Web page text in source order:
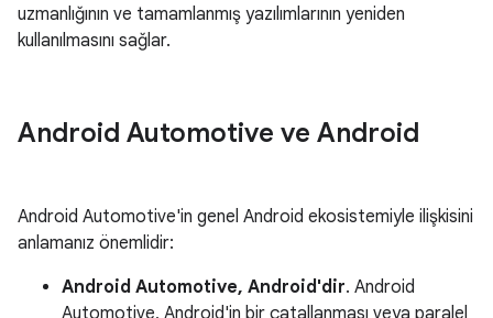
uzmanlığının ve tamamlanmış yazılımlarının yeniden
kullanılmasını sağlar.
Android Automotive ve Android
Android Automotive'in genel Android ekosistemiyle ilişkisini
anlamanız önemlidir:
Android Automotive, Android'dir. Android
Automotive, Android'in bir çatallanması veya paralel